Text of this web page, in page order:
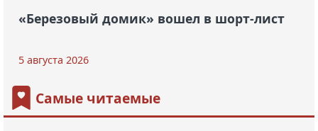
«Березовый домик» вошел в шорт-лист
5 августа 2026
Самые читаемые